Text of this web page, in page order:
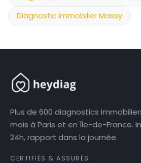
Diagnostic immobilier Massy
Plus de 600 diagnostics
mois à Paris et en Île-de-France.
24h, rapport dans la journée.
CERTIFIÉS & ASSURÉS